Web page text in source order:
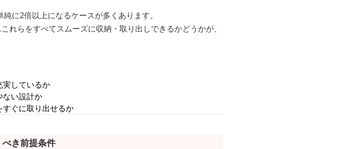
に2倍以上になるケースが多くあります。
らをすべてスムーズに収納・取り出しできるかどうかが、
実しているか
ない設計か
すぐに取り出せるか
き前提条件